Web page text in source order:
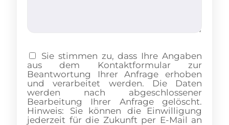
Sie stimmen zu, dass Ihre Angaben
aus dem Kontaktformular zur
Beantwortung Ihrer Anfrage erhoben
und verarbeitet werden. Die Daten
werden nach abgeschlossener
Bearbeitung Ihrer Anfrage gelöscht.
Hinweis: Sie können die Einwilligung
jederzeit für die Zukunft per E-Mail an